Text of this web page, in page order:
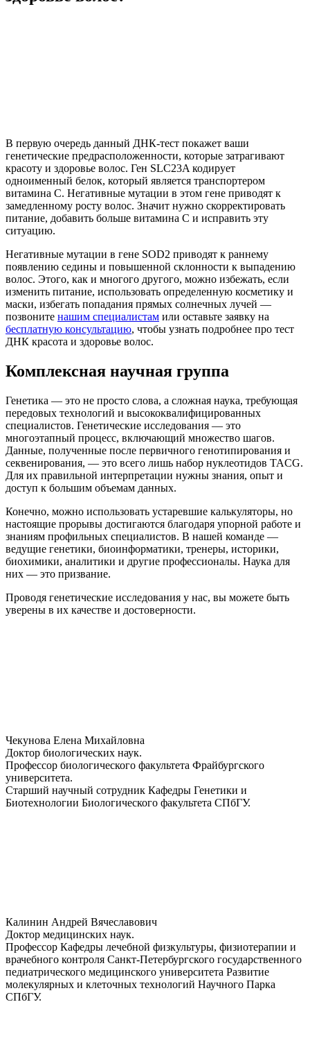
В первую очередь данный ДНК-тест покажет ваши
генетические предрасположенности, которые затрагивают
красоту и здоровье волос. Ген SLC23A кодирует
одноименный белок, который является транспортером
витамина C. Негативные мутации в этом гене приводят к
замедленному росту волос. Значит нужно скорректировать
питание, добавить больше витамина C и исправить эту
ситуацию.
Негативные мутации в гене SOD2 приводят к раннему
появлению седины и повышенной склонности к выпадению
волос. Этого, как и многого другого, можно избежать, если
изменить питание, использовать определенную косметику и
маски, избегать попадания прямых солнечных лучей —
позвоните нашим специалистам или оставьте заявку на
бесплатную консультацию, чтобы узнать подробнее про тест
ДНК красота и здоровье волос.
Комплексная научная группа
Генетика — это не просто слова, а сложная наука, требующая
передовых технологий и высококвалифицированных
специалистов. Генетические исследования — это
многоэтапный процесс, включающий множество шагов.
Данные, полученные после первичного генотипирования и
секвенирования, — это всего лишь набор нуклеотидов TACG.
Для их правильной интерпретации нужны знания, опыт и
доступ к большим объемам данных.
Конечно, можно использовать устаревшие калькуляторы, но
настоящие прорывы достигаются благодаря упорной работе и
знаниям профильных специалистов. В нашей команде —
ведущие генетики, биоинформатики, тренеры, историки,
биохимики, аналитики и другие профессионалы. Наука для
них — это призвание.
Проводя генетические исследования у нас, вы можете быть
уверены в их качестве и достоверности.
Чекунова Елена Михайловна
Доктор биологических наук.
Профессор биологического факультета Фрайбургского
университета.
Старший научный сотрудник Кафедры Генетики и
Биотехнологии Биологического факультета СПбГУ.
Калинин Андрей Вячеславович
Доктор медицинских наук.
Профессор Кафедры лечебной физкультуры, физиотерапии и
врачебного контроля Санкт-Петербургского государственного
педиатрического медицинского университета Развитие
молекулярных и клеточных технологий Научного Парка
СПбГУ.